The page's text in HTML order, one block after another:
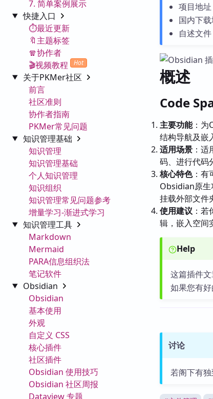
7. 简单案例展示
快捷入口
⏱️最近更新
🔖主题标签
🧣协作者
🎬视频教程
Hot
关于PKMer社区
前言
社区准则
协作者指南
PKMer常见问题
知识管理基础
知识管理
知识管理基础
个人知识管理
知识组织
知识管理常见问题参考
增量学习-渐进式学习
知识管理工具
Markdown
Mermaid
PARA信息组织法
笔记软件
Obsidian
Obsidian
基本使用
外观
自定义 CSS
核心插件
社区插件
Obsidian 使用技巧
Obsidian 社区周报
Dataview 专题
项目地址
国内下载
自述文件
概述
Code
主要功能：为
结构导航及嵌
适用场景 ：
码、进行代码
核心特色：有
Obsidian原生
挂载外部文件
使用建议 ：
辑，嵌入空间
Help
这篇插件
如果您有好
讨论
若阁下有